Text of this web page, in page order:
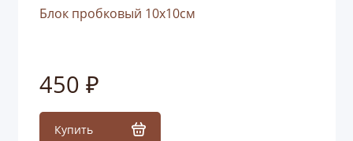
Блок пробковый 10x10см
450 ₽
Купить